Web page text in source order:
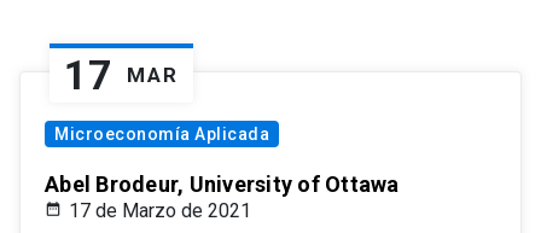
17 MAR
Microeconomía Aplicada
Abel Brodeur, University of Ottawa
17 de Marzo de 2021